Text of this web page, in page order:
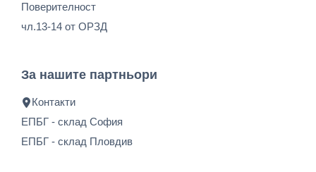
Поверителност
чл.13-14 от ОРЗД
За нашите партньори
Контакти
ЕПБГ - склад София
ЕПБГ - склад Пловдив